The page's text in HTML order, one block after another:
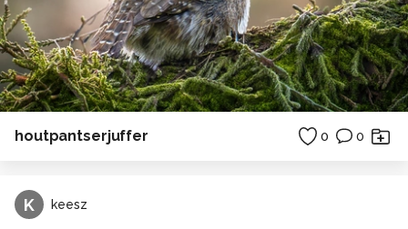
houtpantserjuffer 0 0
K keesz